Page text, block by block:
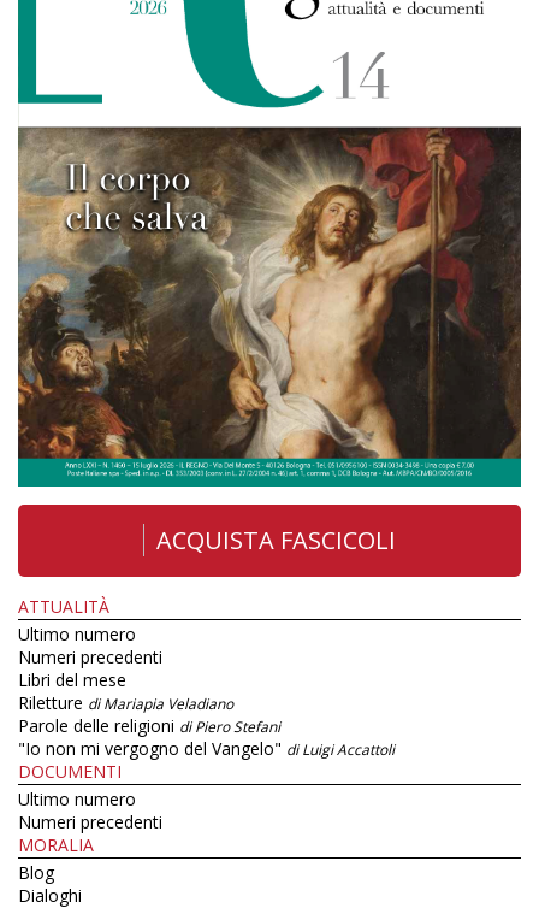
ACQUISTA FASCICOLI
ATTUALITÀ
Ultimo numero
Numeri precedenti
Libri del mese
Riletture di Mariapia Veladiano
Parole delle religioni di Piero Stefani
"Io non mi vergogno del Vangelo" di Luigi Accattoli
DOCUMENTI
Ultimo numero
Numeri precedenti
MORALIA
Blog
Dialoghi